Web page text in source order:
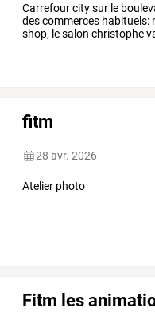
Carrefour city sur le
des commerces habituels:
shop, le salon christophe
fitm
28 avr. 2026
Atelier photo
Fitm les